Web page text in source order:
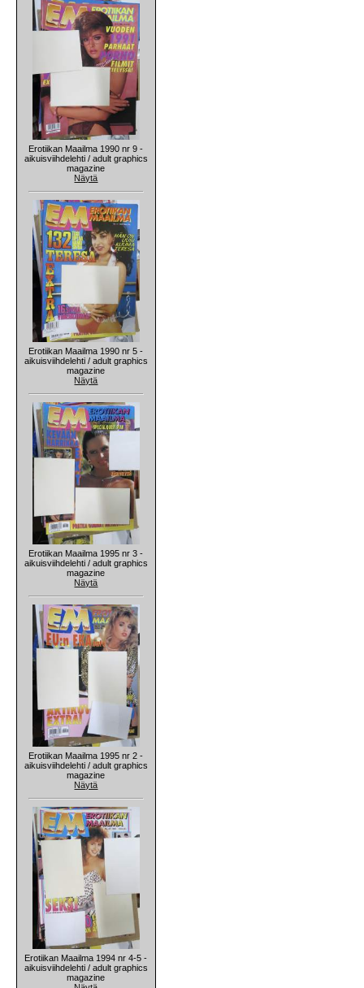
Erotiikan Maailma 1990 nr 9 -
aikuisviihdelehti / adult graphics
magazine
Näytä
Erotiikan Maailma 1990 nr 5 -
aikuisviihdelehti / adult graphics
magazine
Näytä
Erotiikan Maailma 1995 nr 3 -
aikuisviihdelehti / adult graphics
magazine
Näytä
Erotiikan Maailma 1995 nr 2 -
aikuisviihdelehti / adult graphics
magazine
Näytä
Erotiikan Maailma 1994 nr 4-5 -
aikuisviihdelehti / adult graphics
magazine